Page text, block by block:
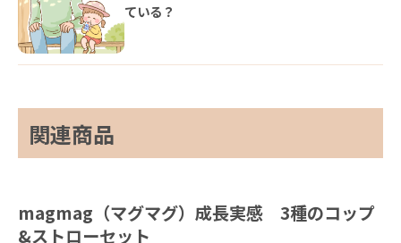
ている？
関連商品
magmag（マグマグ）成長実感 3種のコップ
&ストローセット